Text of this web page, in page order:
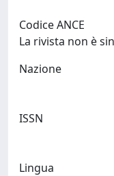
Codice ANCE
La rivista non è
Nazione
ISSN
Lingua